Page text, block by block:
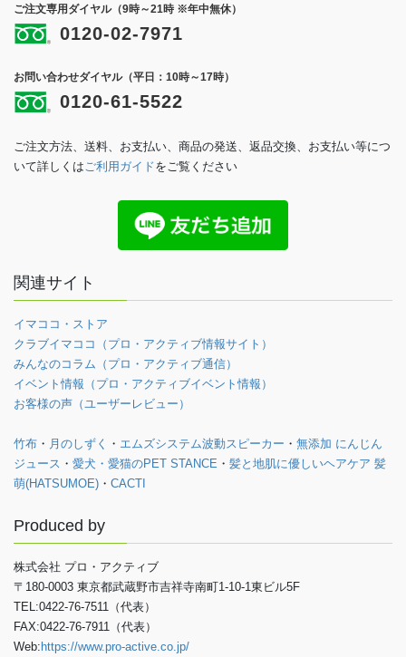
ご注文専用ダイヤル（9時～21時 ※年中無休）
0120-02-7971
お問い合わせダイヤル（平日：10時～17時）
0120-61-5522
ご注文方法、送料、お支払い、商品の発送、返品交換、お支払い等につ
いて詳しくはご利用ガイドをご覧ください
関連サイト
イマココ・ストア
クラブイマココ（プロ・アクティブ情報サイト）
みんなのコラム（プロ・アクティブ通信）
イベント情報（プロ・アクティブイベント情報）
お客様の声（ユーザーレビュー）
竹布 ・ 月のしずく ・ エムズシステム波動スピーカー ・ 無添加 にんじん
ジュース ・ 愛犬・愛猫のPET STANCE ・ 髪と地肌に優しいヘアケア 髪
萌(HATSUMOE) ・ CACTI
Produced by
株式会社 プロ・アクティブ
〒180-0003 東京都武蔵野市吉祥寺南町1-10-1東ビル5F
TEL:0422-76-7511（代表）
FAX:0422-76-7911（代表）
Web: https://www.pro-active.co.jp/